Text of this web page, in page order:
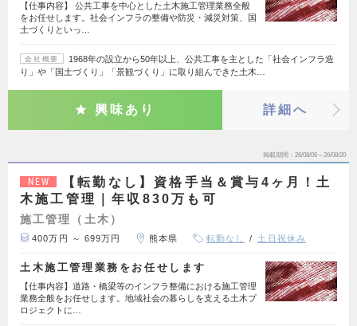
【仕事内容】 公共工事を中心とした土木施工管理業務全般
をお任せします。社会インフラの整備や防災・減災対策、国
土づくりといっ…
会社概要
1968年の設立から50年以上、公共工事を主とした「社会インフラ造
り」や「国土づくり」「景観づくり」に取り組んできた土木…
興味あり 詳細へ
掲載期間 26/08/06～26/08/20
NEW
【転勤なし】資格手当＆賞与4ヶ月！土
木施工管理｜年収830万も可
施工管理（土木）
400万円 ～ 699万円 熊本県 転勤なし 土日祝休み
土木施工管理業務をお任せします
【仕事内容】道路・橋梁等のインフラ整備における施工管理
業務全般をお任せします。地域社会の暮らしを支える土木プ
ロジェクトに…